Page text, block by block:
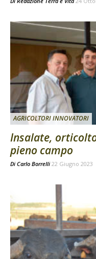
AGRICOLTORI INNOVATORI
Insalate,
pieno campo
Di Carlo Borrelli 22 Giugno 2023